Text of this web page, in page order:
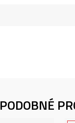
PODOBNÉ